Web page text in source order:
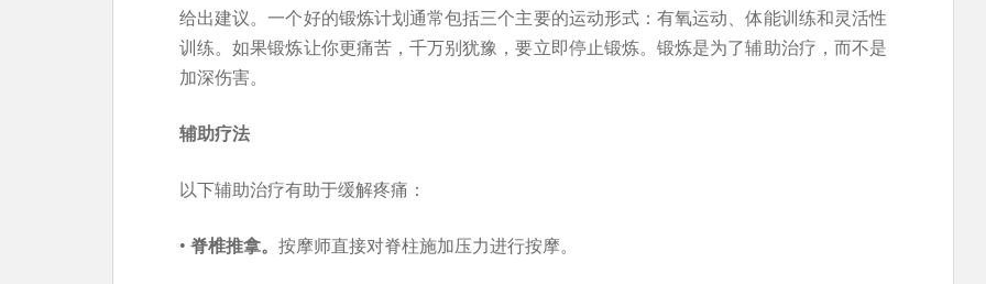
给出建议。一个好的锻炼计划通常包括三个主要的运动形式：有氧运动、体能训练和灵活性
训练。如果锻炼让你更痛苦，千万别犹豫，要立即停止锻炼。锻炼是为了辅助治疗，而不是
加深伤害。
辅助疗法
以下辅助治疗有助于缓解疼痛：
• 脊椎推拿。 按摩师直接对脊柱施加压力进行按摩。